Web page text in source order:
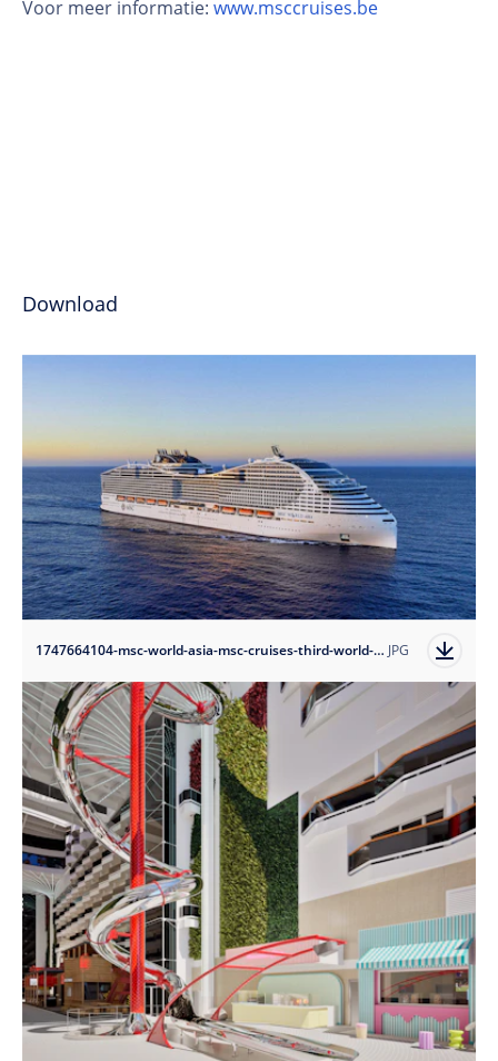
Voor meer informatie: www.msccruises.be
Download
1747664104-msc-world-asia-msc-cruises-third-world-class-ship-set-to-commence-sailings-from-december-2026?auto=format JPG